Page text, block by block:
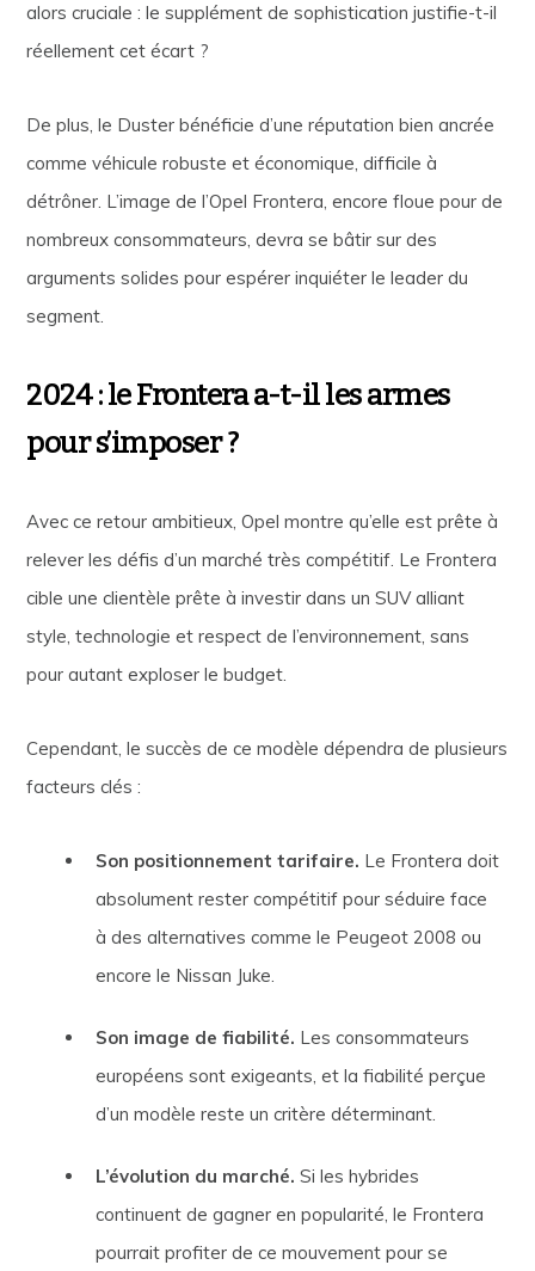
alors cruciale : le supplément de sophistication justifie-t-il
réellement cet écart ?
De plus, le Duster bénéficie d’une réputation bien ancrée
comme véhicule robuste et économique, difficile à
détrôner. L’image de l’Opel Frontera, encore floue pour de
nombreux consommateurs, devra se bâtir sur des
arguments solides pour espérer inquiéter le leader du
segment.
2024 : le Frontera a-t-il les armes
pour s’imposer ?
Avec ce retour ambitieux, Opel montre qu’elle est prête à
relever les défis d’un marché très compétitif. Le Frontera
cible une clientèle prête à investir dans un SUV alliant
style, technologie et respect de l’environnement, sans
pour autant exploser le budget.
Cependant, le succès de ce modèle dépendra de plusieurs
facteurs clés :
Son positionnement tarifaire. Le Frontera doit
absolument rester compétitif pour séduire face
à des alternatives comme le Peugeot 2008 ou
encore le Nissan Juke.
Son image de fiabilité. Les consommateurs
européens sont exigeants, et la fiabilité perçue
d’un modèle reste un critère déterminant.
L’évolution du marché. Si les hybrides
continuent de gagner en popularité, le Frontera
pourrait profiter de ce mouvement pour se